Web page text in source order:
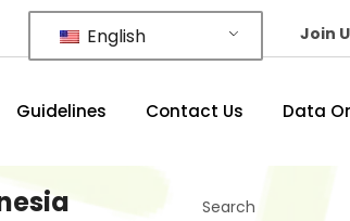
English Join
Guidelines Contact Us Data
Search